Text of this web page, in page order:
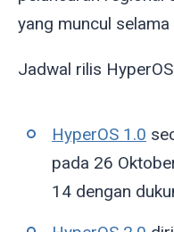
yang muncul selama
Jadwal rilis
HyperOS 1.0
pada 26
14 dengan